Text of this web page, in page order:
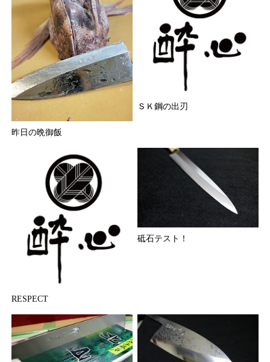
昨日の晩御飯
ＳＫ鋼の出刃
RESPECT
砥石テスト！